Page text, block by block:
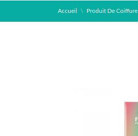
Accueil Produit De Coiffure